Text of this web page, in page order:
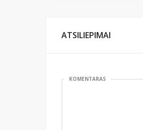
ATSILIEPIMAI
KOMENTARAS